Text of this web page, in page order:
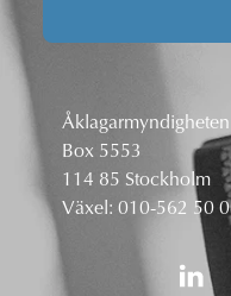
Åklagarmyndigheten
Box 5553
114 85 Stockholm
Växel: 010-562 50